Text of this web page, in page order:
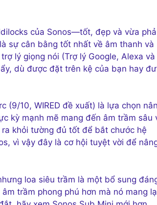
của Sonos—tốt, đẹp và vừa
sự cân bằng tốt nhất về âm thanh và
lý giọng nói (Trợ lý Google, Alexa và
dù được đặt trên kệ của bạn hay
(9/10, WIRED đề xuất) là lựa chọn
kỳ mạnh mẽ mang đến âm trầm sâu
khỏi tường đủ tốt để bắt chước hệ
vì vậy đây là cơ hội tuyệt vời để
loa siêu trầm là một bổ sung
trầm phong phú hơn mà nó mang